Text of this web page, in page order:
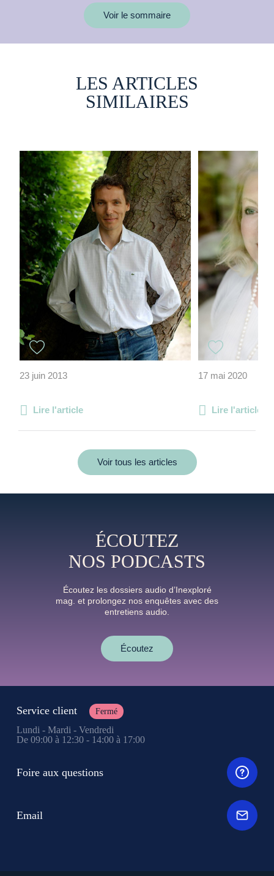
Voir le sommaire
LES ARTICLES
SIMILAIRES
23 juin 2013
Lire l'article
17 mai 2020
Lire l'article
Voir tous les articles
ÉCOUTEZ
NOS PODCASTS
Écoutez les dossiers audio d’Inexploré
mag. et prolongez nos enquêtes avec des
entretiens audio.
Écoutez
Service client Fermé
Lundi - Mardi - Vendredi
De 09:00 à 12:30 - 14:00 à 17:00
Foire aux questions
Email